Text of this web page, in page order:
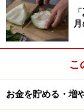
※回答者コメン
※記事内容は執筆
い。
商品や投資行動
掲載情報の正確性
こ
お金を貯める・増